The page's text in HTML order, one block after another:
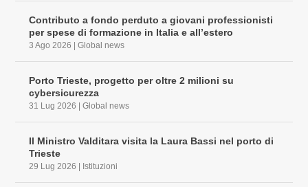
Contributo a fondo perduto a giovani professionisti
per spese di formazione in Italia e all’estero
3 Ago 2026 |Global news
Porto Trieste, progetto per oltre 2 milioni su
cybersicurezza
31 Lug 2026 |Global news
Il Ministro Valditara visita la Laura Bassi nel porto di
Trieste
29 Lug 2026 Istituzioni